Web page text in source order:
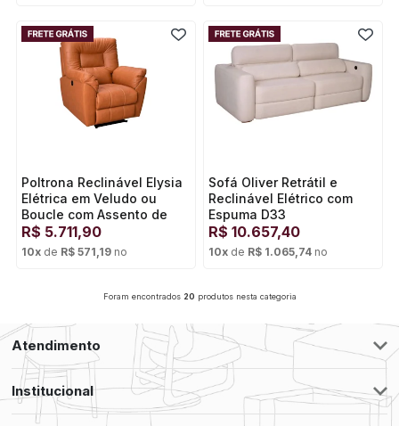
Poltrona Reclinável Elysia
Elétrica em Veludo ou
Boucle com Assento de
Molas Ensacadas
R$ 5.711,90
10x de R$ 571,19 no
Sofá Oliver Retrátil e
Reclinável Elétrico com
Espuma D33
R$ 10.657,40
10x de R$ 1.065,74 no
Foram encontrados 20 produtos nesta categoria
Atendimento
Institucional